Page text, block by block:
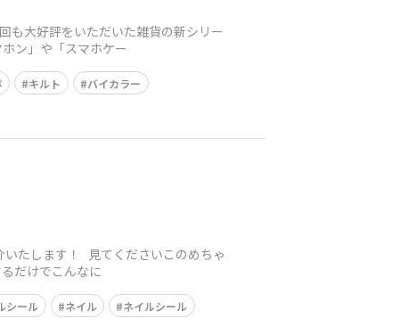
も大好評をいただいた雑貨の新シリー
ン」や「スマホケー
キルト バイカラー
たします！ 見てくださいこのめちゃ
だけでこんなに
シール ネイル ネイルシール